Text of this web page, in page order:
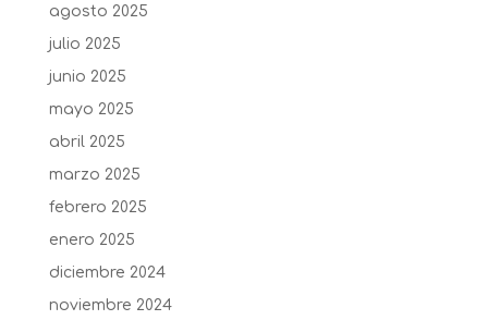
agosto 2025
julio 2025
junio 2025
mayo 2025
abril 2025
marzo 2025
febrero 2025
enero 2025
diciembre 2024
noviembre 2024